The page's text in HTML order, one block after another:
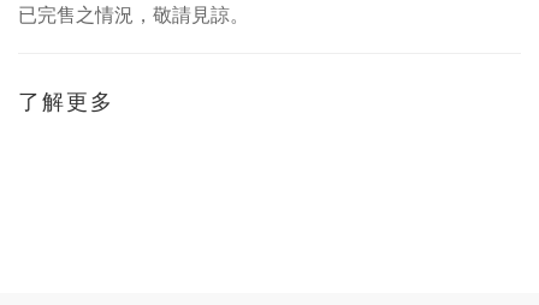
已完售之情況，敬請見諒。
了解更多